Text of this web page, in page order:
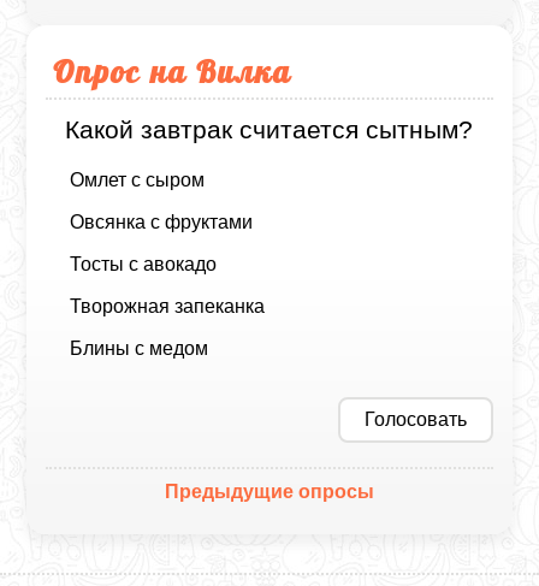
Опрос на Вилка
Какой завтрак считается сытным?
Омлет с сыром
Овсянка с фруктами
Тосты с авокадо
Творожная запеканка
Блины с медом
Голосовать
Предыдущие опросы